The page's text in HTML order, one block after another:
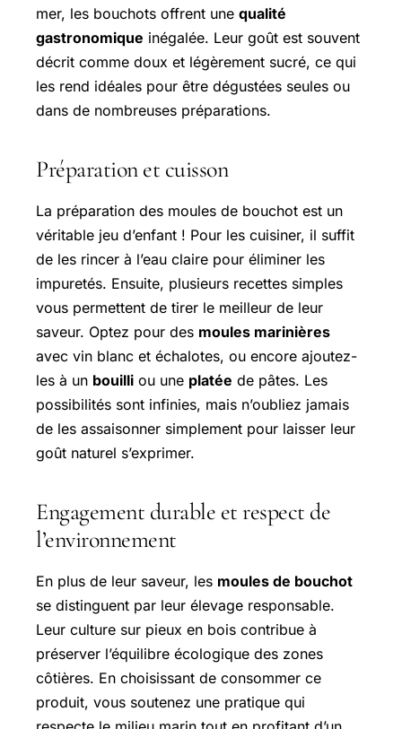
mer, les bouchots offrent une qualité
gastronomique inégalée. Leur goût est souvent
décrit comme doux et légèrement sucré, ce qui
les rend idéales pour être dégustées seules ou
dans de nombreuses préparations.
Préparation et cuisson
La préparation des moules de bouchot est un
véritable jeu d’enfant ! Pour les cuisiner, il suffit
de les rincer à l’eau claire pour éliminer les
impuretés. Ensuite, plusieurs recettes simples
vous permettent de tirer le meilleur de leur
saveur. Optez pour des moules marinières
avec vin blanc et échalotes, ou encore ajoutez-
les à un bouilli ou une platée de pâtes. Les
possibilités sont infinies, mais n’oubliez jamais
de les assaisonner simplement pour laisser leur
goût naturel s’exprimer.
Engagement durable et respect de
l’environnement
En plus de leur saveur, les moules de bouchot
se distinguent par leur élevage responsable.
Leur culture sur pieux en bois contribue à
préserver l’équilibre écologique des zones
côtières. En choisissant de consommer ce
produit, vous soutenez une pratique qui